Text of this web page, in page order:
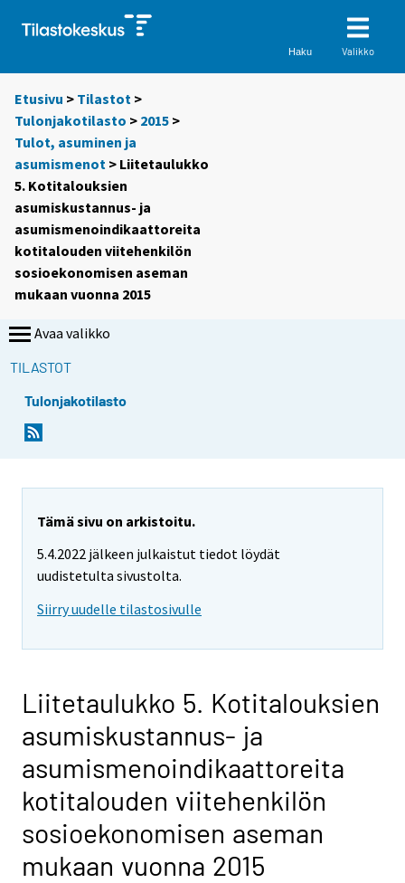
Haku Valikko
Etusivu > Tilastot >
Tulonjakotilasto > 2015 >
Tulot, asuminen ja
asumismenot > Liitetaulukko
5. Kotitalouksien
asumiskustannus- ja
asumismenoindikaattoreita
kotitalouden viitehenkilön
sosioekonomisen aseman
mukaan vuonna 2015
Avaa valikko
TILASTOT
Tulonjakotilasto
Tämä sivu on arkistoitu.
5.4.2022 jälkeen julkaistut tiedot löydät
uudistetulta sivustolta.
Siirry uudelle tilastosivulle
Liitetaulukko 5. Kotitalouksien
asumiskustannus- ja
asumismenoindikaattoreita
kotitalouden viitehenkilön
sosioekonomisen aseman
mukaan vuonna 2015